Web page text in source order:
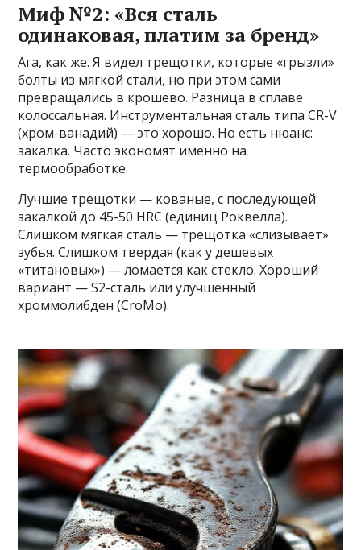
Миф №2: «Вся сталь
одинаковая, платим за бренд»
Ага, как же. Я видел трещотки, которые «грызли»
болты из мягкой стали, но при этом сами
превращались в крошево. Разница в сплаве
колоссальная. Инструментальная сталь типа CR-V
(хром-ванадий) — это хорошо. Но есть нюанс:
закалка. Часто экономят именно на
термообработке.
Лучшие трещотки — кованые, с последующей
закалкой до 45-50 HRC (единиц Роквелла).
Слишком мягкая сталь — трещотка «слизывает»
зубья. Слишком твердая (как у дешевых
«титановых») — ломается как стекло. Хороший
вариант — S2-сталь или улучшенный
хроммолибден (CroMo).